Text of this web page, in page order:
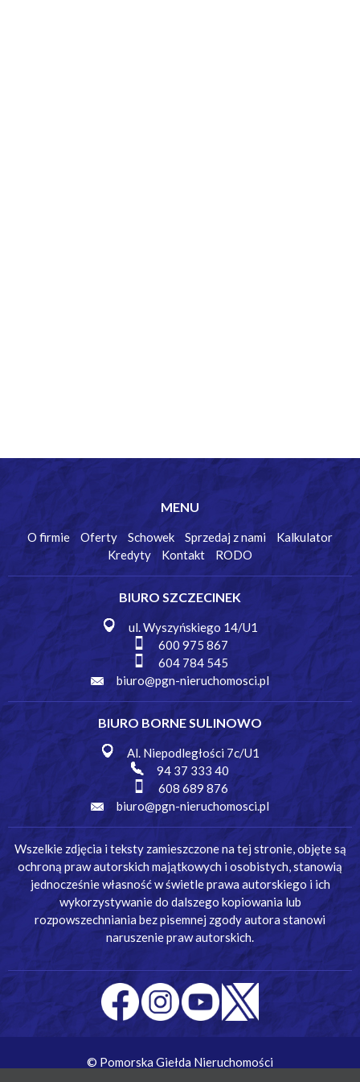
MENU
O firmie Oferty Schowek Sprzedaj z nami
Kalkulator
Kredyty
Kontakt RODO
BIURO SZCZECINEK
ul. Wyszyńskiego 14/U1
600 975 867
604 784 545
biuro@pgn-nieruchomosci.pl
BIURO BORNE SULINOWO
Al. Niepodległości 7c/U1
94 37 333 40
608 689 876
biuro@pgn-nieruchomosci.pl
Wszelkie zdjęcia i teksty zamieszczone na tej stronie, objęte są
ochroną praw autorskich majątkowych i osobistych, stanowią
jednocześnie własność w świetle prawa autorskiego i ich
wykorzystywanie do dalszego kopiowania lub
rozpowszechniania bez pisemnej zgody autora stanowi
naruszenie praw autorskich.
© Pomorska Giełda Nieruchomości